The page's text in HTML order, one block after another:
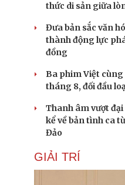
thức di sản giữa
Đưa bản sắc văn
thành động lực
đồng
Ba phim Việt cùng
tháng 8, đối đầu
Thanh âm vượt
kể về bản tình ca
Đảo
GIẢI TRÍ